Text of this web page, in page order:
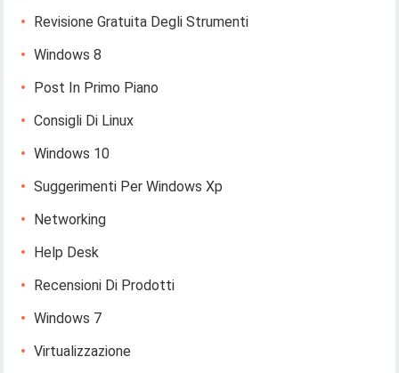
Revisione Gratuita Degli Strumenti
Windows 8
Post In Primo Piano
Consigli Di Linux
Windows 10
Suggerimenti Per Windows Xp
Networking
Help Desk
Recensioni Di Prodotti
Windows 7
Virtualizzazione